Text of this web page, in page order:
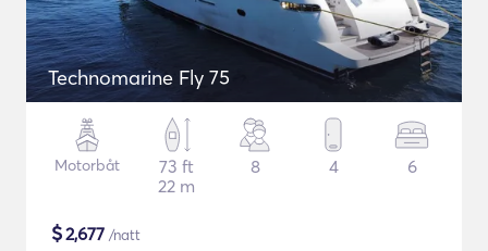
Technomarine Fly 75
Motorbåt
73 ft
22 m
8 4 6
$2,677 /natt